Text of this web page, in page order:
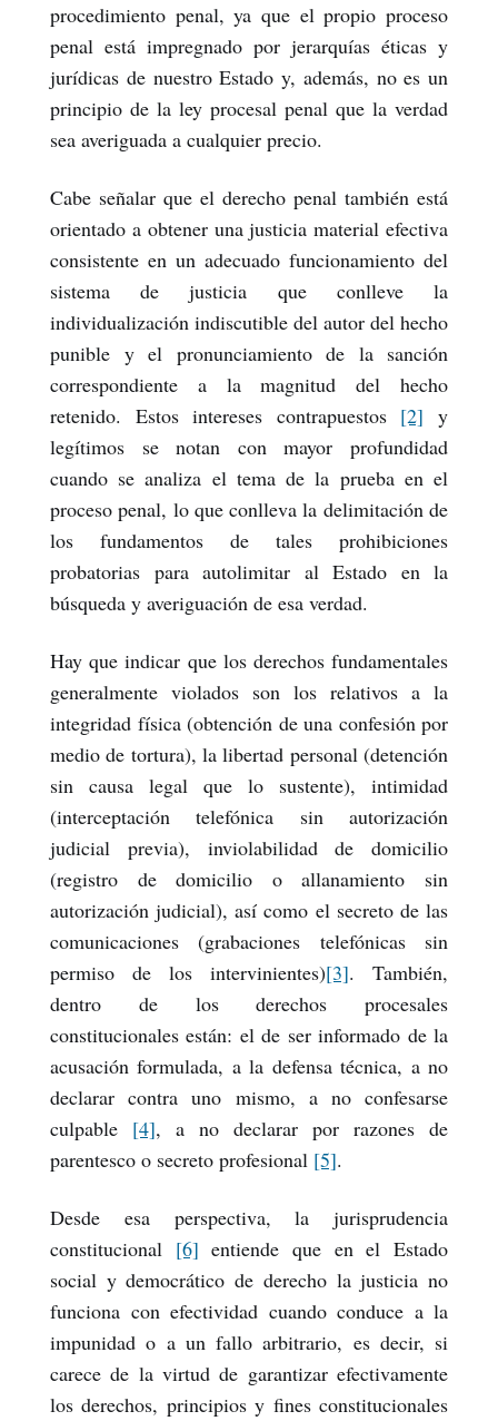
procedimiento penal, ya que el propio proceso
penal está impregnado por jerarquías éticas y
jurídicas de nuestro Estado y, además, no es un
principio de la ley procesal penal que la verdad
sea averiguada a cualquier precio.
Cabe señalar que el derecho penal también está
orientado a obtener una justicia material efectiva
consistente en un adecuado funcionamiento del
sistema de justicia que conlleve la
individualización indiscutible del autor del hecho
punible y el pronunciamiento de la sanción
correspondiente a la magnitud del hecho
retenido. Estos intereses contrapuestos [2] y
legítimos se notan con mayor profundidad
cuando se analiza el tema de la prueba en el
proceso penal, lo que conlleva la delimitación de
los fundamentos de tales prohibiciones
probatorias para autolimitar al Estado en la
búsqueda y averiguación de esa verdad.
Hay que indicar que los derechos fundamentales
generalmente violados son los relativos a la
integridad física (obtención de una confesión por
medio de tortura), la libertad personal (detención
sin causa legal que lo sustente), intimidad
(interceptación telefónica sin autorización
judicial previa), inviolabilidad de domicilio
(registro de domicilio o allanamiento sin
autorización judicial), así como el secreto de las
comunicaciones (grabaciones telefónicas sin
permiso de los intervinientes)[3]. También,
dentro de los derechos procesales
constitucionales están: el de ser informado de la
acusación formulada, a la defensa técnica, a no
declarar contra uno mismo, a no confesarse
culpable [4], a no declarar por razones de
parentesco o secreto profesional [5].
Desde esa perspectiva, la jurisprudencia
constitucional [6] entiende que en el Estado
social y democrático de derecho la justicia no
funciona con efectividad cuando conduce a la
impunidad o a un fallo arbitrario, es decir, si
carece de la virtud de garantizar efectivamente
los derechos, principios y fines constitucionales